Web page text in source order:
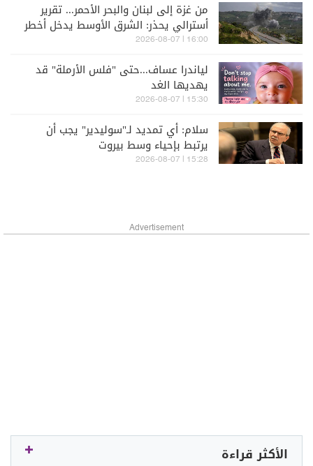
من غزة إلى لبنان والبحر الأحمر... تقرير
أسترالي يحذر: الشرق الأوسط يدخل أخطر
مراحله
16:00 | 2026-08-07
لياندرا عساف...حتى "فلس الأرملة" قد
يهديها الغد
15:30 | 2026-08-07
سلام: أي تمديد لـ"سوليدير" يجب أن
يرتبط بإحياء وسط بيروت
15:28 | 2026-08-07
Advertisement
الأكثر قراءة